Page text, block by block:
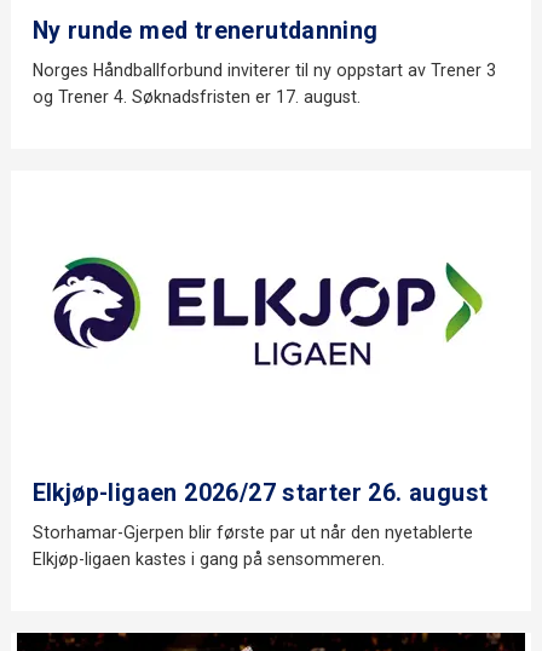
Ny runde med trenerutdanning
Norges Håndballforbund inviterer til ny oppstart av Trener 3
og Trener 4. Søknadsfristen er 17. august.
Elkjøp-ligaen 2026/27 starter 26. august
Storhamar-Gjerpen blir første par ut når den nyetablerte
Elkjøp-ligaen kastes i gang på sensommeren.